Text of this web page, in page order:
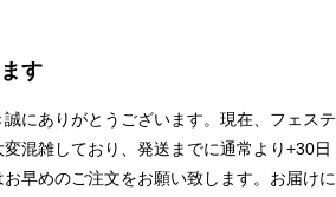
す
にありがとうございます。現在、フェステ
混雑しており、発送までに通常より+30日
早めのご注文をお願い致します。お届けに